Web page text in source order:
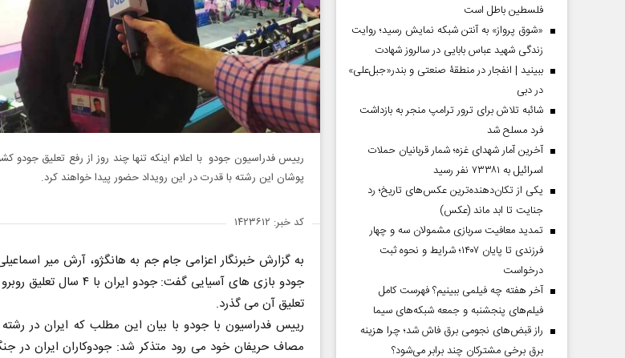
رییس فدراسیون جودو با اعلام اینکه تنها چند روز از رفع تعلیق جودو
پوشان این رشته با قدرت در این رویداد حضور پیدا خواهند کرد.
کد خبر: ۱۴۲۳۶۱۲
به گزارش خبرنگار اعزامی جام جم به هانگژو، آرش میر
جودو بازی های آسیایی گفت:
تعلیق آن می گذرد.
رییس فدراسیون با جودو با بیان این مطلب که ایران در
مصاف حریفان خود می رود متذکر شد: جودو‌کاران ایران در جنگ
فلسطین باطل است
«شوق پرواز» به آنتن شبکه نمایش رسید؛ روایت
زندگی شهید عباس بابایی در سالروز شهادت
ببینید | انفجار در منطقۀ صنعتی و بندر«جبل‌علی»
در دبی
شائبه تلاش برای ترور ترامپ منجر به بازداشت
فرد مسلح شد
آخرین آمار شهدای غزه؛ شمار قربانیان حملات
اسرائیل به ۷۳۳۸۱ نفر رسید
یکی از تکان‌دهنده‌ترین عکس‌های تاریخ؛ رد
جنایت تا ابد ماند (عکس)
تمدید معافیت سربازی مشمولان سه و چهار
فرزندی تا پایان ۱۴۰۷؛ شرایط و نحوه ثبت
درخواست
آخر هفته چه فیلمی ببینیم؟ فهرست کامل
فیلم‌های پنجشنبه و جمعه شبکه‌های سیما
راز قبض‌های نجومی برق فاش شد؛ چرا هزینه
برق برخی مشترکان چند برابر می‌شود؟